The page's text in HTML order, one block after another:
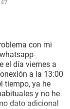
con mi
el día viernes a
a la 13:00
tiempo, ya he
y no he
dato adicional